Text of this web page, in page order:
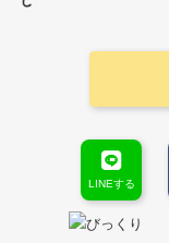
LINEする